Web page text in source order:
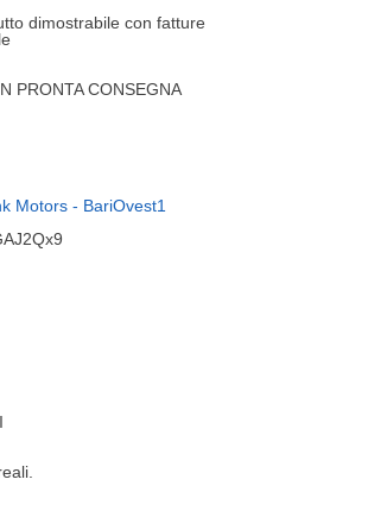
dimostrabile con fatture
PRONTA CONSEGNA
Motors - BariOvest1